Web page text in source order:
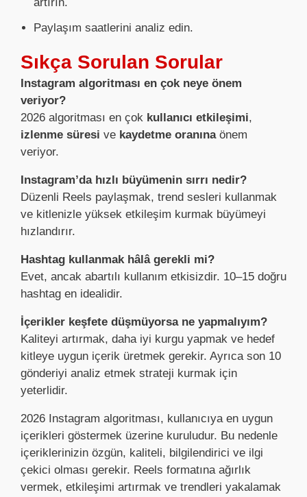
Paylaşım saatlerini analiz edin.
Sıkça Sorulan Sorular
Instagram algoritması en çok neye önem
veriyor?
2026 algoritması en çok kullanıcı etkileşimi,
izlenme süresi ve kaydetme oranınaönem
veriyor.
Instagram’da hızlı büyümenin sırrı nedir?
Düzenli Reels paylaşmak, trend sesleri kullanmak
ve kitlenizle yüksek etkileşim kurmak büyümeyi
hızlandırır.
Hashtag kullanmak hâlâ gerekli mi?
Evet, ancak abartılı kullanım etkisizdir. 10–15 doğru
hashtag en idealidir.
İçerikler keşfete düşmüyorsa ne yapmalıyım?
Kaliteyi artırmak, daha iyi kurgu yapmak ve hedef
kitleye uygun içerik üretmek gerekir. Ayrıca son 10
gönderiyi analiz etmek strateji kurmak için
yeterlidir.
2026 Instagram algoritması, kullanıcıya en uygun
içerikleri göstermek üzerine kuruludur. Bu nedenle
içeriklerinizin özgün, kaliteli, bilgilendirici ve ilgi
çekici olması gerekir. Reels formatına ağırlık
vermek, etkileşimi artırmak ve trendleri yakalamak